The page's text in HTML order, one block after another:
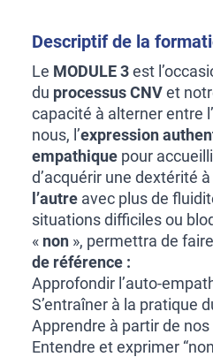
Descriptif de la
Le MODULE 3est
du processus CNVet
capacité à alterner entre l’
nous, l’expression
empathique pour
d’acquérir une dextérité
l’autre avec plus de
situations difficiles ou
« non », permettra de
de référence :
Approfondir l’auto-
S’entraîner à la pratique
Apprendre à partir de
Entendre et exprimer